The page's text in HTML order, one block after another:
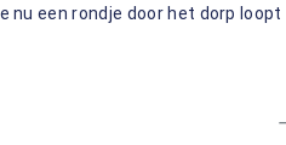
een rondje door het dorp loopt